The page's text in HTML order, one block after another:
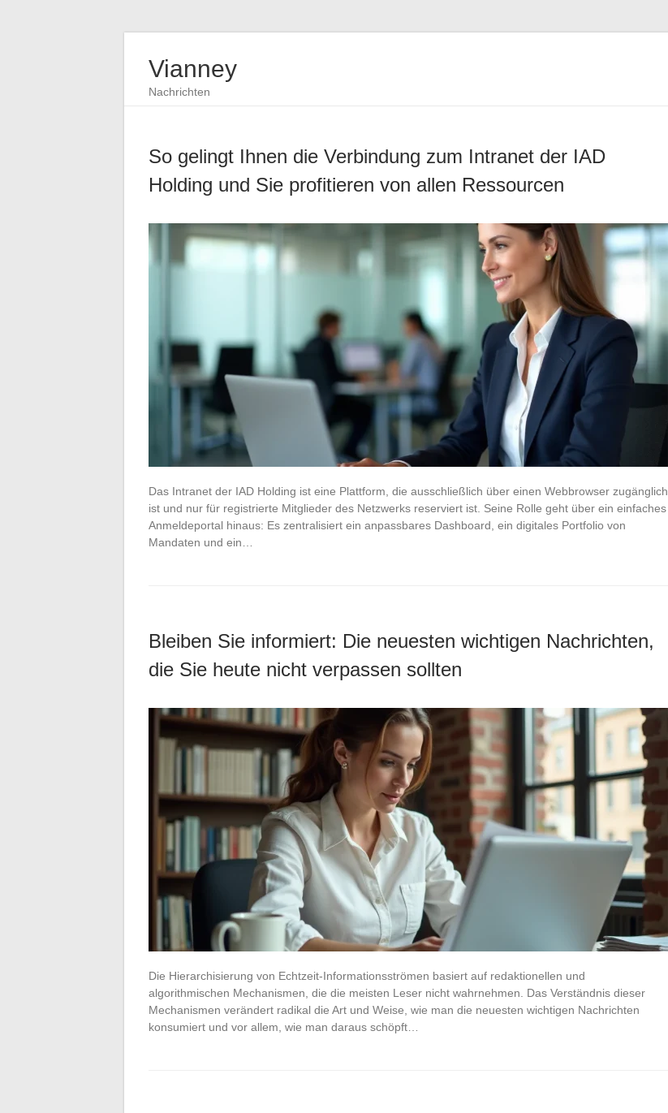
Vianney
Nachrichten
So gelingt Ihnen die Verbindung zum Intranet der IAD
Holding und Sie profitieren von allen Ressourcen
Das Intranet der IAD Holding ist eine Plattform, die ausschließlich über einen Webbrowser zugänglich
ist und nur für registrierte Mitglieder des Netzwerks reserviert ist. Seine Rolle geht über ein einfaches
Anmeldeportal hinaus: Es zentralisiert ein anpassbares Dashboard, ein digitales Portfolio von
Mandaten und ein…
Bleiben Sie informiert: Die neuesten wichtigen Nachrichten,
die Sie heute nicht verpassen sollten
Die Hierarchisierung von Echtzeit-Informationsströmen basiert auf redaktionellen und
algorithmischen Mechanismen, die die meisten Leser nicht wahrnehmen. Das Verständnis dieser
Mechanismen verändert radikal die Art und Weise, wie man die neuesten wichtigen Nachrichten
konsumiert und vor allem, wie man daraus schöpft…